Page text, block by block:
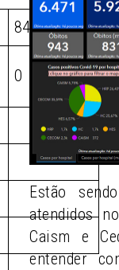
84
0
Estão
atendidos
Caism e
entender